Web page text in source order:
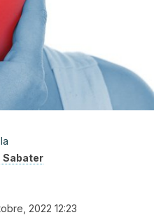
Sabater
2022 12:23